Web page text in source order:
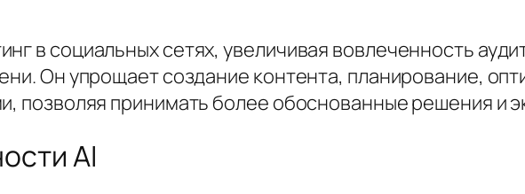
в социальных сетях, увеличивая вовлеченность
Он упрощает создание контента, планирование,
позволяя принимать более обоснованные решения и
AI